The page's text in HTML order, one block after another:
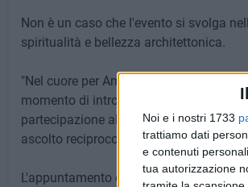
Noi e i nostri 1733
trattiamo dati
e contenuti
tua autorizzazione
Non è un caso che l'evento si svolga
spiritualità e bellezza architettonica.
"Nel cuore per Amare" si rivolge a tutti i
momento di introspezione e incontro
partecipazione alla vita religiosa:
ascolto reciproco, in linea con i valori
L'appuntamento è fissato per sabato